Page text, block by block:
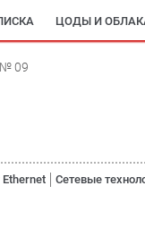
ЦОДЫ И
№ 09
Ethernet
Сетевые